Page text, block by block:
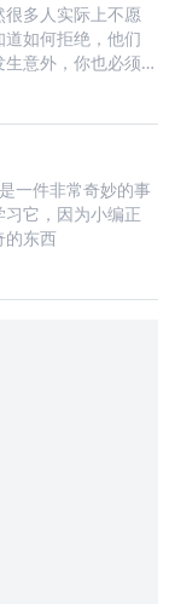
多人实际上不愿
如何拒绝，他们
意外，你也必须
一件非常奇妙的事
它，因为小编正
的东西